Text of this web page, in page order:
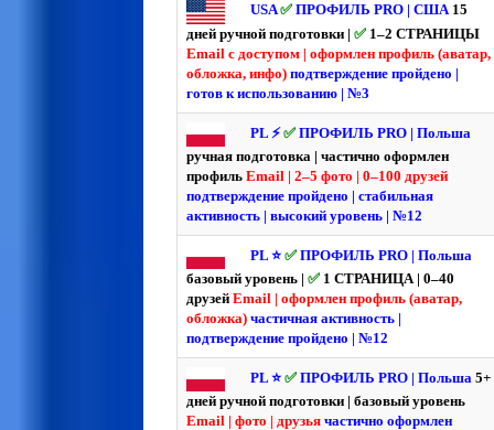
USA✅ ПРОФИЛЬ PRO | США 15
дней ручной подготовки | ✅ 1–2 СТРАНИЦЫ
Email с доступом | оформлен профиль (аватар,
обложка, инфо) подтверждение пройдено |
готов к использованию | №3
PL ⚡️✅ ПРОФИЛЬ PRO | Польша
ручная подготовка | частично оформлен
профиль Email | 2–5 фото | 0–100 друзей
подтверждение пройдено | стабильная
активность | высокий уровень | №12
PL ⭐️ ✅ ПРОФИЛЬ PRO | Польша
базовый уровень | ✅ 1 СТРАНИЦА | 0–40
друзей Email | оформлен профиль (аватар,
обложка) частичная активность |
подтверждение пройдено | №12
PL ⭐️ ✅ ПРОФИЛЬ PRO | Польша 5+
дней ручной подготовки | базовый уровень
Email | фото | друзья частично оформлен